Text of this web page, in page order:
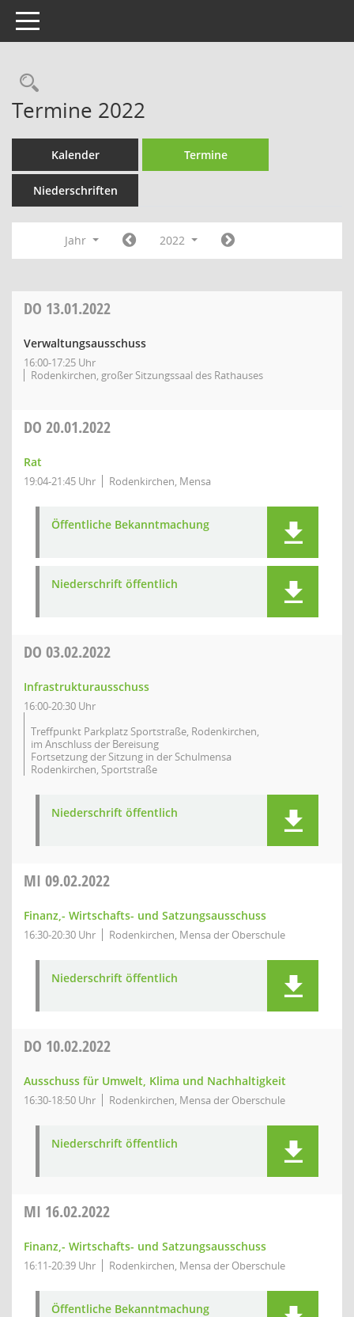
Toggle navigation
Rechercheauswahl
Termine 2022
Kalender Termine
Niederschriften
Jahr 2022
DO 13.01.2022
Verwaltungsausschuss
16:00-17:25 Uhr
Rodenkirchen, großer Sitzungssaal des Rathauses
DO 20.01.2022
Rat
19:04-21:45 Uhr Rodenkirchen, Mensa
Öffentliche Bekanntmachung
Niederschrift öffentlich
DO 03.02.2022
Infrastrukturausschuss
16:00-20:30 Uhr
Treffpunkt Parkplatz Sportstraße, Rodenkirchen,
im Anschluss der Bereisung
Fortsetzung der Sitzung in der Schulmensa
Rodenkirchen, Sportstraße
Niederschrift öffentlich
MI 09.02.2022
Finanz,- Wirtschafts- und Satzungsausschuss
16:30-20:30 Uhr Rodenkirchen, Mensa der Oberschule
Niederschrift öffentlich
DO 10.02.2022
Ausschuss für Umwelt, Klima und Nachhaltigkeit
16:30-18:50 Uhr Rodenkirchen, Mensa der Oberschule
Niederschrift öffentlich
MI 16.02.2022
Finanz,- Wirtschafts- und Satzungsausschuss
16:11-20:39 Uhr Rodenkirchen, Mensa der Oberschule
Öffentliche Bekanntmachung